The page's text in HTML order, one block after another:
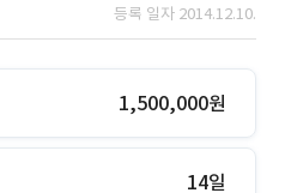
등록 일자 2014.12.10.
1,500,000원
14일